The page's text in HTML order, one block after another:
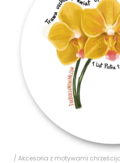
/ Akcesoria z motywami